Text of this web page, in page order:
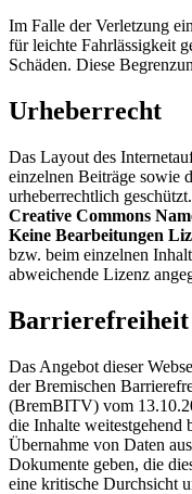
Im Falle der Verletzung
für leichte Fahrlässigkeit
Schäden. Diese
Urheberrecht
Das Layout des
einzelnen Beiträge sowie
urheberrechtlich
Creative Commons
Keine Bearbeitungen
bzw. beim einzelnen
abweichende Lizenz
Barrierefreiheit
Das Angebot dieser
der Bremischen
(BremBITV) vom
die Inhalte weitestgehend
Übernahme von Daten
Dokumente geben, die
eine kritische Durchsicht